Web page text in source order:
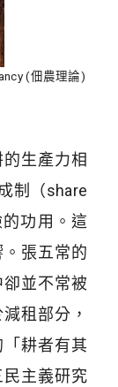
(佃農理論)
生產力相
制（share
功用。這
張五常的
並不常被
租部分，
耕者有其
主義研究